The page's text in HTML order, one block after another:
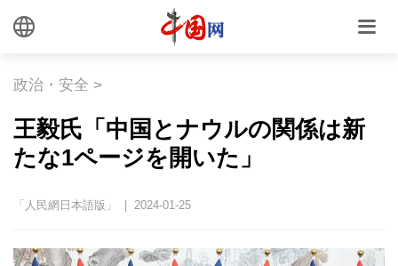
政治・安全 >
王毅氏「中国とナウルの関係は新
たな1ページを開いた」
「人民網日本語版」 | 2024-01-25